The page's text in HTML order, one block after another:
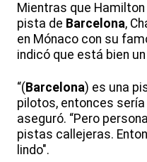
Mientras que
pista de Barcelona,
en Mónaco con su
indicó que está bien
“( Barcelona) es una
pilotos, entonces sería
aseguró. “Pero
pistas callejeras.
lindo".